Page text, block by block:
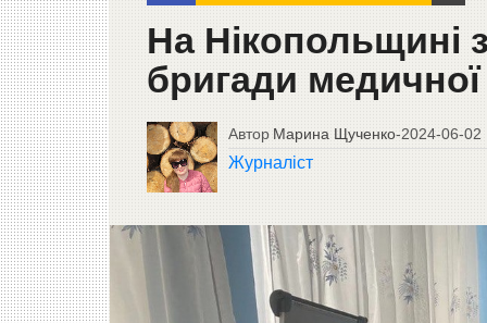
На Нікопольщині
бригади
Автор Марина Щученко-2024-06-02
Журналіст